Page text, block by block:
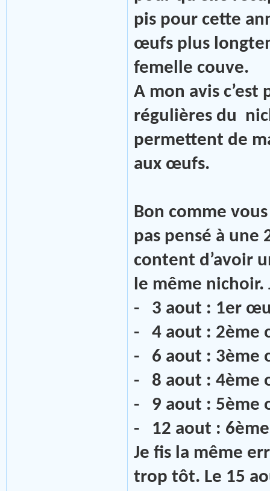
pis pour cette
œufs plus
femelle couve.
A mon avis
régulières du
permettent de
aux œufs.
Bon comme
pas pensé à une
content d’avoir
le même nichoir.
- 3 aout : 1er
- 4 aout : 2ème
- 6 aout : 3ème
- 8 aout : 4ème
- 9 aout : 5ème
- 12 aout :
Je fis la même
trop tôt. Le 15